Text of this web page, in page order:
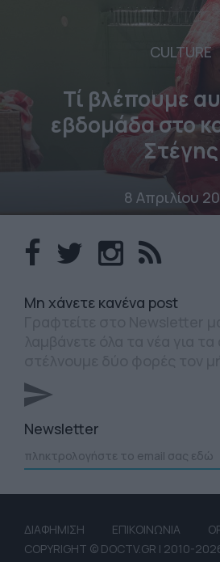
CULTURE
Τί βλέπουμε
εβδομάδα στο
Στέγης
8 Απριλίου
Mη χάνετε κανένα post
Newsletter
ΔΙΑΦΗΜΙΣΗ ΕΠΙΚΟΙΝΩΝΙΑ
COPYRIGHT © DOCTV.GR | 2010-